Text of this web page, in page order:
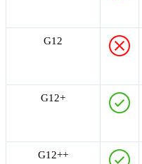
G12
G12+
G12++